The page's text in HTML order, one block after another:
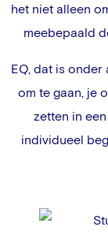
het niet alleen
meebepaald
EQ, dat is onder
om te gaan, je
zetten in
individueel